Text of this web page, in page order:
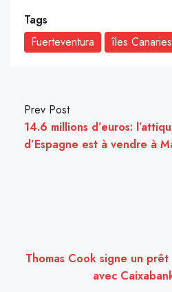
Tags
Fuerteventura
îles
Prev Post
14.6 millions d’euros:
d’Espagne est à vendre à
Thomas Cook signe un prêt
avec